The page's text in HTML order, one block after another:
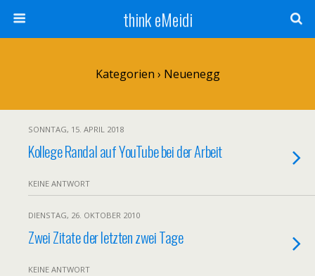
think eMeidi
Kategorien › Neuenegg
SONNTAG, 15. APRIL 2018
Kollege Randal auf YouTube bei der Arbeit
KEINE ANTWORT
DIENSTAG, 26. OKTOBER 2010
Zwei Zitate der letzten zwei Tage
KEINE ANTWORT